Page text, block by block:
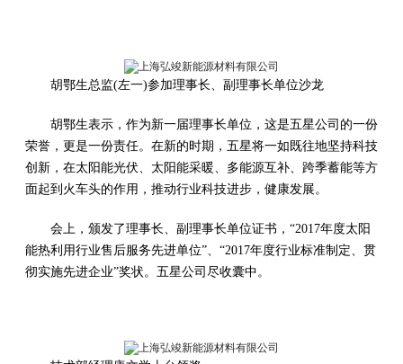
胡鄂生总监(左一)参加理事长、副理事长单位沙龙
胡鄂生表示，作为新一届理事长单位，这是五星公司的一份
荣誉，更是一份责任。在新的时期，五星将一如既往地坚持科技
创新，在太阳能光伏、太阳能采暖、多能源互补、跨季蓄能等方
面起到火车头的作用，推动行业科技进步，健康发展。
会上，颁发了理事长、副理事长单位证书，“2017年度太阳
能热利用行业售后服务先进单位”、“2017年度行业标准制定、贯
彻实施先进企业”奖状。五星公司尽收囊中。